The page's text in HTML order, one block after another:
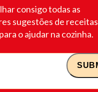
consigo todas as
sugestões de receitas
o ajudar na cozinha.